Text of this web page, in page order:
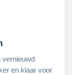
vernieuwd
en klaar voor